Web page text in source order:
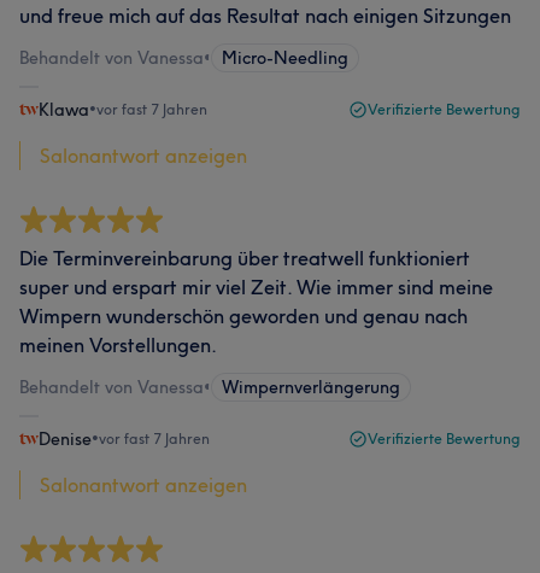
und freue mich auf das Resultat nach einigen Sitzungen
Behandelt von Vanessa• Micro-Needling
Klawa•vor fast 7 Jahren Verifizierte Bewertung
Salonantwort anzeigen
Die Terminvereinbarung über treatwell funktioniert
super und erspart mir viel Zeit. Wie immer sind meine
Wimpern wunderschön geworden und genau nach
meinen Vorstellungen.
Behandelt von Vanessa• Wimpernverlängerung
Denise•vor fast 7 Jahren Verifizierte Bewertung
Salonantwort anzeigen